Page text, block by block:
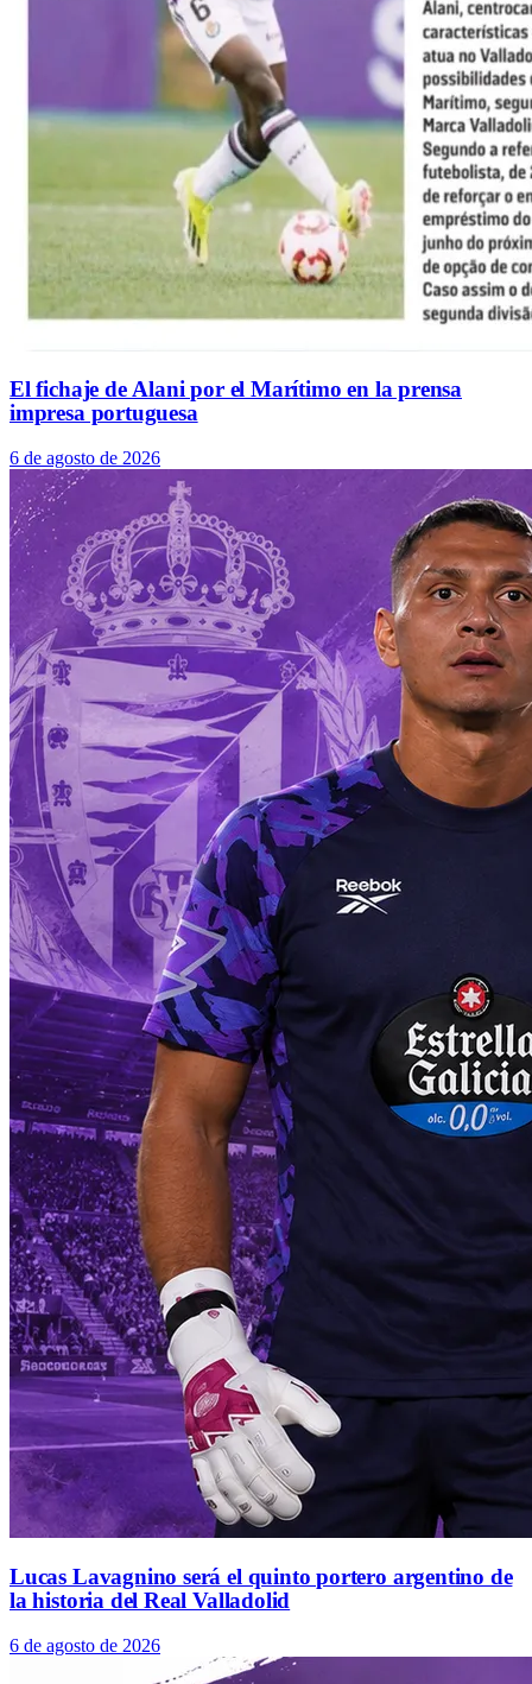
El fichaje de Alani por el Marítimo en la prensa
impresa portuguesa
6 de agosto de 2026
Lucas Lavagnino será el quinto portero argentino de
la historia del Real Valladolid
6 de agosto de 2026